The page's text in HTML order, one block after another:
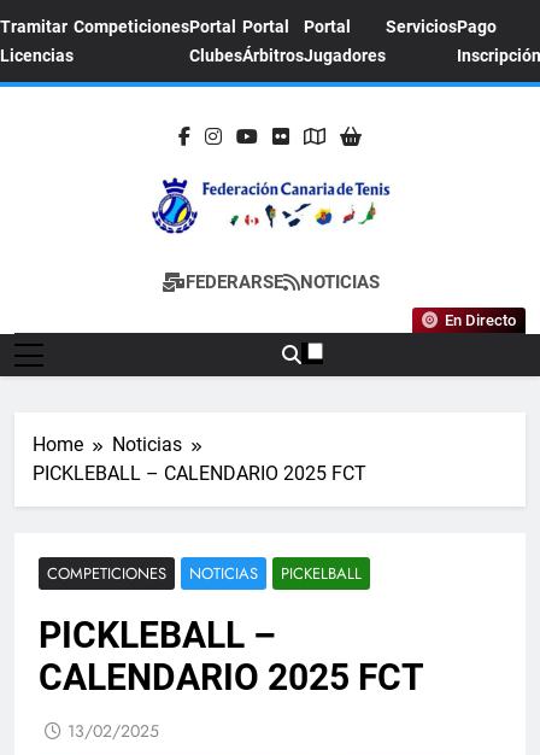
Tramitar
Licencias
CompeticionesPortal
Clubes
Portal
Árbitros
Portal
Jugadores
ServiciosPago
Inscripción
FEDERACION
CANARIA DE
TENIS
Sitio Oficial De La Federación Canaria De
FEDERARSE NOTICIAS
En Directo
Home
Noticias
PICKLEBALL – CALENDARIO 2025 FCT
COMPETICIONES NOTICIAS PICKELBALL
PICKLEBALL –
CALENDARIO 2025 FCT
13/02/2025